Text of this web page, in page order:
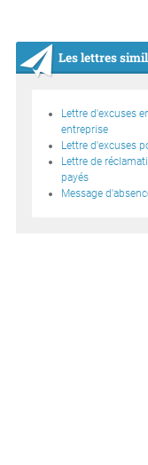
Les lettres
Lettre d'excuses
entreprise
Lettre d'excuses
Lettre de
payés
Message